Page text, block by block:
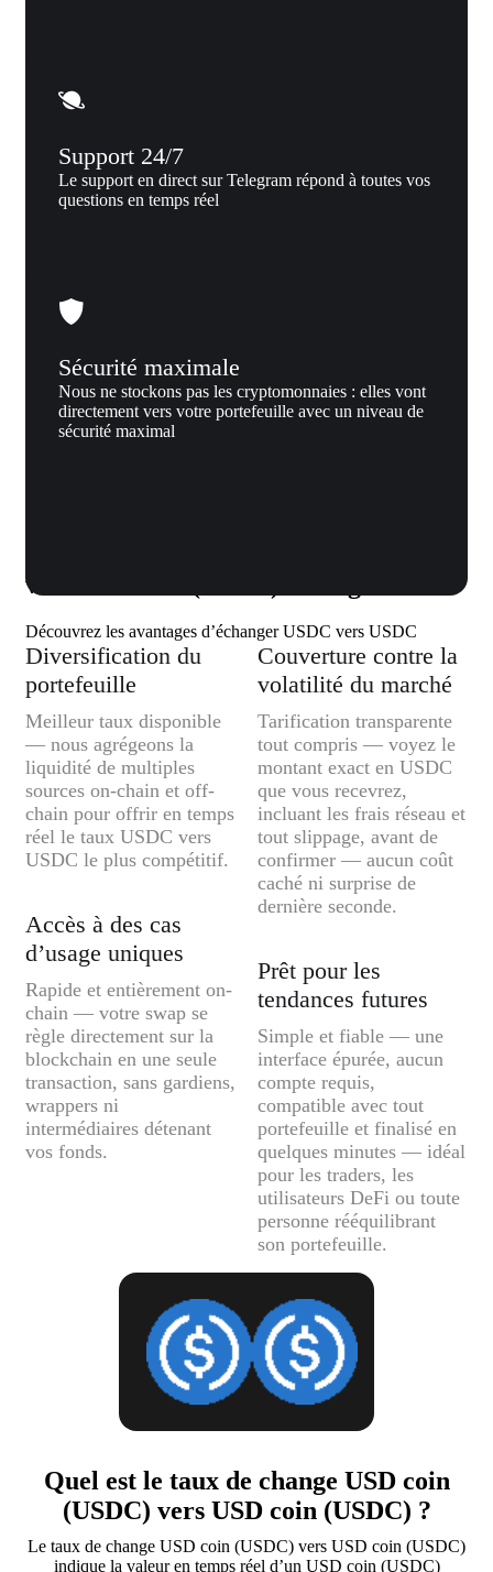
Support 24/7
Le support en direct sur Telegram répond à toutes vos
questions en temps réel
Sécurité maximale
Nous ne stockons pas les cryptomonnaies : elles vont
directement vers votre portefeuille avec un niveau de
sécurité maximal
vers USD coin (USDC) sur Xgram
Découvrez les avantages d’échanger USDC vers USDC
Diversification du
portefeuille
Meilleur taux disponible
— nous agrégeons la
liquidité de multiples
sources on-chain et off-
chain pour offrir en temps
réel le taux USDC vers
USDC le plus compétitif.
Accès à des cas
d’usage uniques
Rapide et entièrement on-
chain — votre swap se
règle directement sur la
blockchain en une seule
transaction, sans gardiens,
wrappers ni
intermédiaires détenant
vos fonds.
Couverture contre la
volatilité du marché
Tarification transparente
tout compris — voyez le
montant exact en USDC
que vous recevrez,
incluant les frais réseau et
tout slippage, avant de
confirmer — aucun coût
caché ni surprise de
dernière seconde.
Prêt pour les
tendances futures
Simple et fiable — une
interface épurée, aucun
compte requis,
compatible avec tout
portefeuille et finalisé en
quelques minutes — idéal
pour les traders, les
utilisateurs DeFi ou toute
personne rééquilibrant
son portefeuille.
Quel est le taux de change USD coin
(USDC) vers USD coin (USDC) ?
Le taux de change USD coin (USDC) vers USD coin (USDC)
indique la valeur en temps réel d’un USD coin (USDC)